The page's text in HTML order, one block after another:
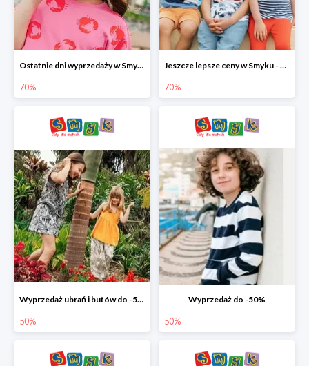
Ostatnie dni wyprzedaży w Smyku - ubrania i buty do -70%
70%
Jeszcze lepsze ceny w Smyku - ubrania i buty do -70%
70%
Wyprzedaż ubrań i butów do -50%
50%
Wyprzedaż do -50%
50%